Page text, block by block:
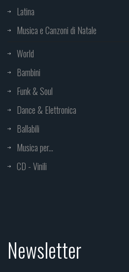
Latina
Musica e Canzoni di Natale
World
Bambini
Funk & Soul
Dance & Elettronica
Ballabili
Musica per...
CD - Vinili
Newsletter